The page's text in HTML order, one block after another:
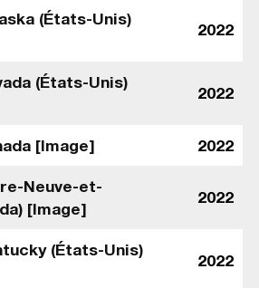
(États-Unis)
2022
(États-Unis)
2022
[Image] 2022
Neuve-et-
[Image]
2022
(États-Unis)
2022